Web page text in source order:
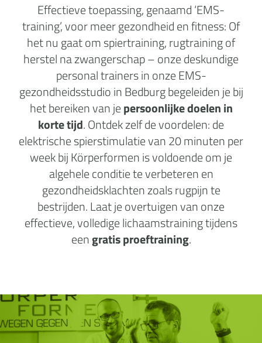
Effectieve toepassing, genaamd ‘EMS-
training’, voor meer gezondheid en fitness: Of
het nu gaat om spiertraining, rugtraining of
herstel na zwangerschap – onze deskundige
personal trainers in onze EMS-
gezondheidsstudio in Bedburg begeleiden je bij
het bereiken van jepersoonlijke doelen in
korte tijd. Ontdek zelf de voordelen: de
elektrische spierstimulatie van 20 minuten per
week bij Körperformen is voldoende om je
algehele conditie te verbeteren en
gezondheidsklachten zoals rugpijn te
bestrijden. Laat je overtuigen van onze
effectieve, volledige lichaamstraining tijdens
eengratis proeftraining.